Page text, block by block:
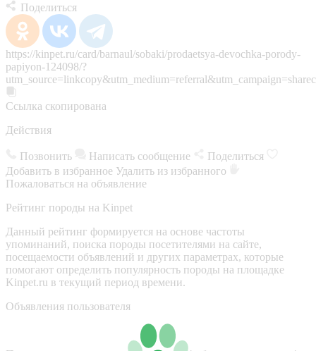
Поделиться
https://kinpet.ru/card/barnaul/sobaki/prodaetsya-devochka-porody-
papiyon-124098/?
Ссылка скопирована
Действия
Позвонить Написать сообщение
Поделиться
Добавить в избранное Удалить из избранного
Пожаловаться на объявление
Рейтинг породы на Kinpet
Данный рейтинг формируется на основе частоты
упоминаний, поиска породы посетителями на сайте,
посещаемости объявлений и других параметрах, которые
помогают определить популярность породы на площадке
Kinpet.ru в текущий период времени.
Объявления пользователя